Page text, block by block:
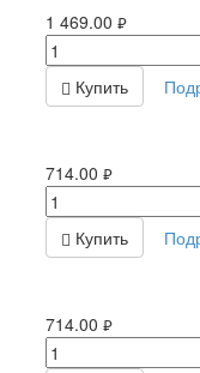
1 469.00 руб.
Купить
714.00 руб.
Купить
714.00 руб.